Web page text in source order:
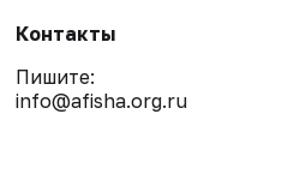
Контакты
Пишите:
info@afisha.org.ru